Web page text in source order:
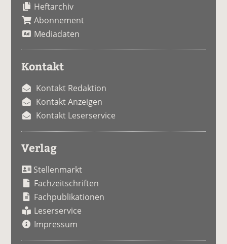
Heftarchiv
Abonnement
Mediadaten
Kontakt
Kontakt Redaktion
Kontakt Anzeigen
Kontakt Leserservice
Verlag
Stellenmarkt
Fachzeitschriften
Fachpublikationen
Leserservice
Impressum